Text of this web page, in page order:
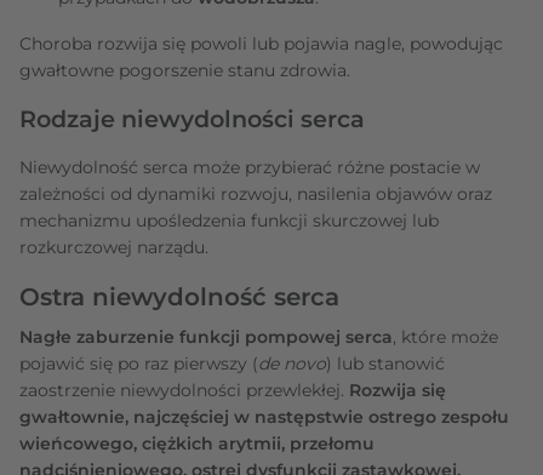
Choroba rozwija się powoli lub pojawia nagle, powodując
gwałtowne pogorszenie stanu zdrowia.
Rodzaje niewydolności serca
Niewydolność serca może przybierać różne postacie w
zależności od dynamiki rozwoju, nasilenia objawów oraz
mechanizmu upośledzenia funkcji skurczowej lub
rozkurczowej narządu.
Ostra niewydolność serca
Nagłe zaburzenie funkcji pompowej serca, które może
pojawić się po raz pierwszy (de novo) lub stanowić
zaostrzenie niewydolności przewlekłej. Rozwija się
gwałtownie, najczęściej w następstwie ostrego zespołu
wieńcowego, ciężkich arytmii, przełomu
nadciśnieniowego, ostrej dysfunkcji zastawkowej,